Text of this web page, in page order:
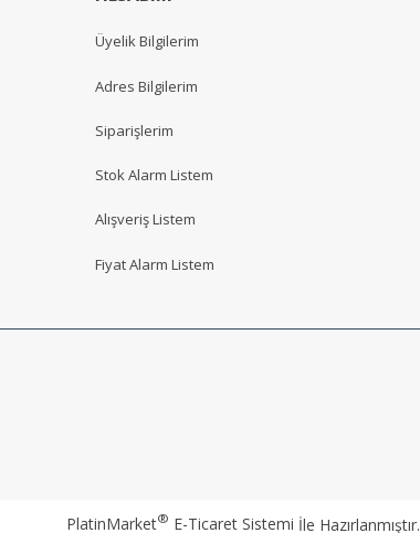
Üyelik Bilgilerim
Adres Bilgilerim
Siparişlerim
Stok Alarm Listem
Alışveriş Listem
Fiyat Alarm Listem
PlatinMarket® E-Ticaret Sistemi İle Hazırlanmıştır.